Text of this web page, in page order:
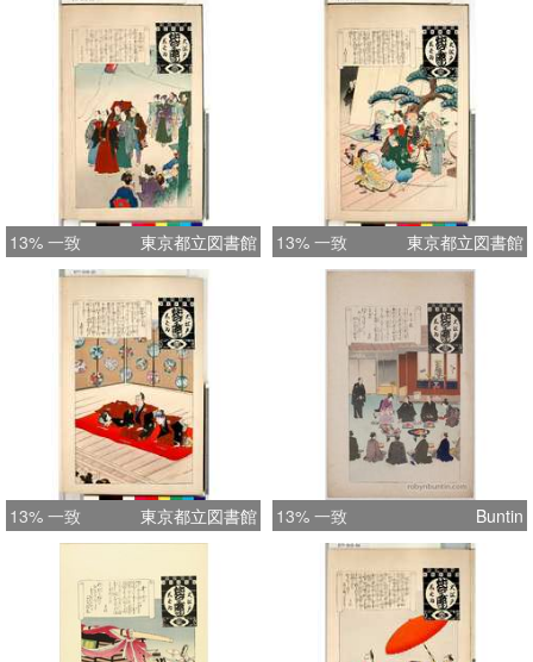
13% 一致 東京都立図書館 13% 一致 東京都立図書館
13% 一致 東京都立図書館 13% 一致 Buntin